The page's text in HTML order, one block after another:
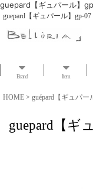
guepard【ギュパール】
guepard【ギュパール】gp-07
Brand Item
HOME > guépard【ギュパー
guepard【ギ